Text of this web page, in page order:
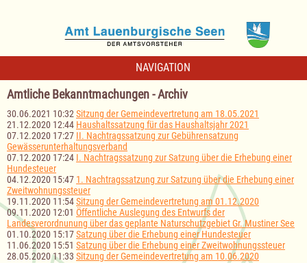
NAVIGATION
Amtliche Bekanntmachungen - Archiv
30.06.2021 10:32 Sitzung der Gemeindevertretung am 18.05.2021
21.12.2020 12:44 Haushaltssatzung für das Haushaltsjahr 2021
07.12.2020 17:27 II. Nachtragssatzung zur Gebührensatzung
Gewässerunterhaltungsverband
07.12.2020 17:24 I. Nachtragssatzung zur Satzung über die Erhebung einer
Hundesteuer
04.12.2020 15:47 1. Nachtragssatzung zur Satzung über die Erhebung einer
Zweitwohnungssteuer
19.11.2020 11:54Sitzung der Gemeindevertretung am 01.12.2020
09.11.2020 12:01 Öffentliche Auslegung des Entwurfs der
Landesverordnunung über das geplante Naturschutzgebiet Gr. Mustiner See
01.10.2020 15:17Satzung über die Erhebung einer Hundesteuer
11.06.2020 15:51 Satzung über die Erhebung einer Zweitwohnungssteuer
28.05.2020 11:33 Sitzung der Gemeindevertretung am 10.06.2020